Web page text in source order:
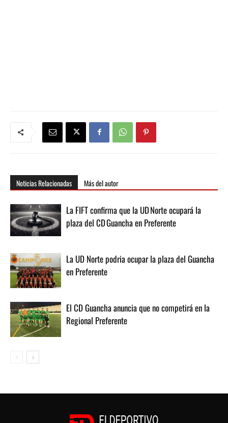
Noticias Relacionadas Más del autor
La FIFT confirma que la UD Norte ocupará la
plaza del CD Guancha en Preferente
La UD Norte podria ocupar la plaza del Guancha
en Preferente
El CD Guancha anuncia que no competirá en la
Regional Preferente